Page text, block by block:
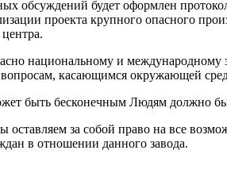
обсуждений будет оформлен
проекта крупного опасного
национальному и международному
касающимся окружающей
быть бесконечным Людям должно
за собой право на все
в отношении данного завода.